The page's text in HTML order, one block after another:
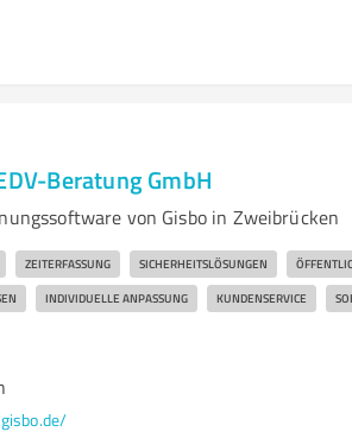
Beratung GmbH
von Gisbo in Zweibrücken
ZEITERFASSUNG SICHERHEITSLÖSUNGEN
INDIVIDUELLE ANPASSUNG KUNDENSERVICE